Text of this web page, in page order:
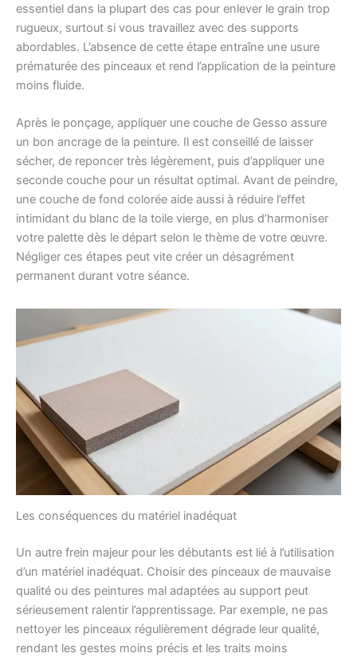
essentiel dans la plupart des cas pour enlever le grain trop
rugueux, surtout si vous travaillez avec des supports
abordables. L’absence de cette étape entraîne une usure
prématurée des pinceaux et rend l’application de la peinture
moins fluide.
Après le ponçage, appliquer une couche de Gesso assure
un bon ancrage de la peinture. Il est conseillé de laisser
sécher, de reponcer très légèrement, puis d’appliquer une
seconde couche pour un résultat optimal. Avant de peindre,
une couche de fond colorée aide aussi à réduire l’effet
intimidant du blanc de la toile vierge, en plus d’harmoniser
votre palette dès le départ selon le thème de votre œuvre.
Négliger ces étapes peut vite créer un désagrément
permanent durant votre séance.
Les conséquences du matériel inadéquat
Un autre frein majeur pour les débutants est lié à l’utilisation
d’un matériel inadéquat. Choisir des pinceaux de mauvaise
qualité ou des peintures mal adaptées au support peut
sérieusement ralentir l’apprentissage. Par exemple, ne pas
nettoyer les pinceaux régulièrement dégrade leur qualité,
rendant les gestes moins précis et les traits moins